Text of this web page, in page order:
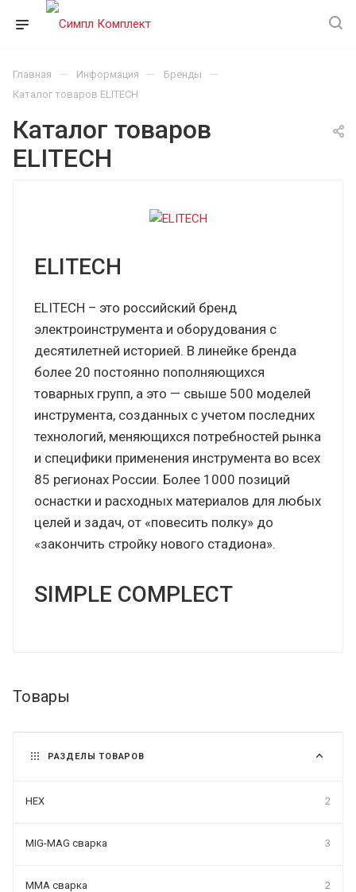
Главная — Информация — Бренды —
Каталог товаров ELITECH
Каталог товаров
ELITECH
ELITECH
ELITECH – это российский бренд
электроинструмента и оборудования с
десятилетней историей. В линейке бренда
более 20 постоянно пополняющихся
товарных групп, а это — свыше 500 моделей
инструмента, созданных с учетом последних
технологий, меняющихся потребностей рынка
и специфики применения инструмента во всех
85 регионах России. Более 1000 позиций
оснастки и расходных материалов для любых
целей и задач, от «повесить полку» до
«закончить стройку нового стадиона».
SIMPLE COMPLECT
Товары
РАЗДЕЛЫ ТОВАРОВ
HEX 2
MIG-MAG сварка 3
MMA сварка 2